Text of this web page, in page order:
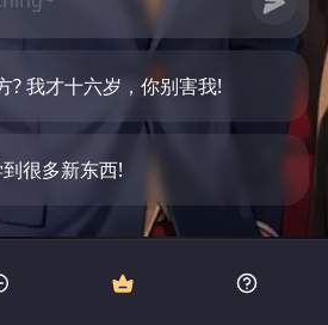
? 我才十六岁，你别害我!
很多新东西!